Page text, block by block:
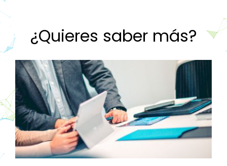
¿Quieres saber más?